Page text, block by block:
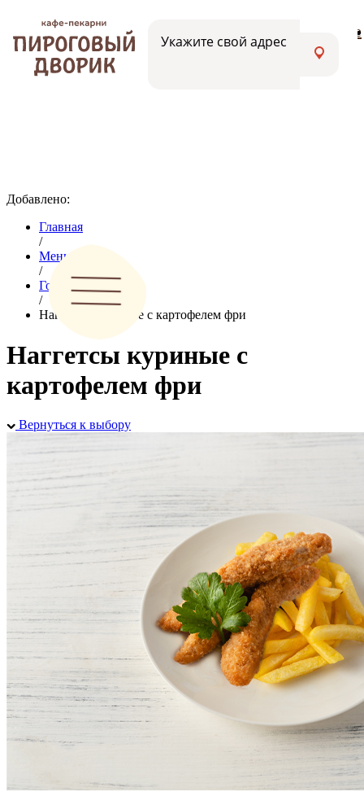
Меню Адреса кафе
Укажите свой адрес
Добавлено:
Главная
/
Меню
/
Горячие блюда
/
Наггетсы куриные с картофелем фри
Наггетсы куриные с
картофелем фри
Вернуться к выбору